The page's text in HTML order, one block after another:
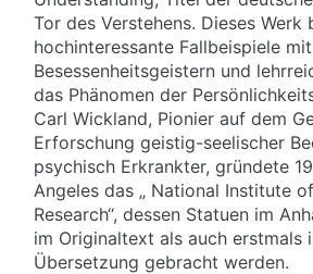
Tor des Verstehens. Dieses
hochinteressante Fallbeispiele mit
Besessenheitsgeistern und
das Phänomen der
Carl Wickland, Pionier auf dem
Erforschung geistig-seelischer
psychisch Erkrankter, gründete
Angeles das „ National Institute
Research“, dessen Statuen im
im Originaltext als auch erstmals
Übersetzung gebracht werden.